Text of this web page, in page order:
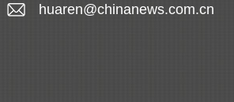
huaren@chinanews.com.cn